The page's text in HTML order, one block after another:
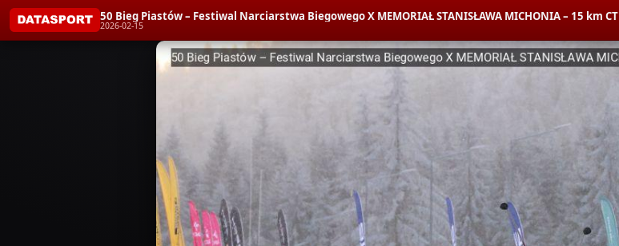
50 Bieg Piastów – Festiwal Narciarstwa Biegowego X MEMORIAŁ STANISŁAWA MICHONIA – 15 km CT
2026-02-15